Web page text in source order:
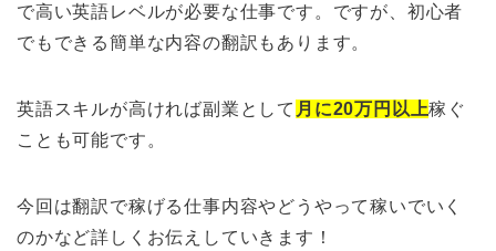
で高い英語レベルが必要な仕事です。ですが、初心者
でもできる簡単な内容の翻訳もあります。
英語スキルが高ければ副業として 月に20万円以上稼ぐ
ことも可能です。
今回は翻訳で稼げる仕事内容やどうやって稼いでいく
のかなど詳しくお伝えしていきます！